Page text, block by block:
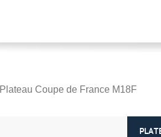
Plateau Coupe de France M18F